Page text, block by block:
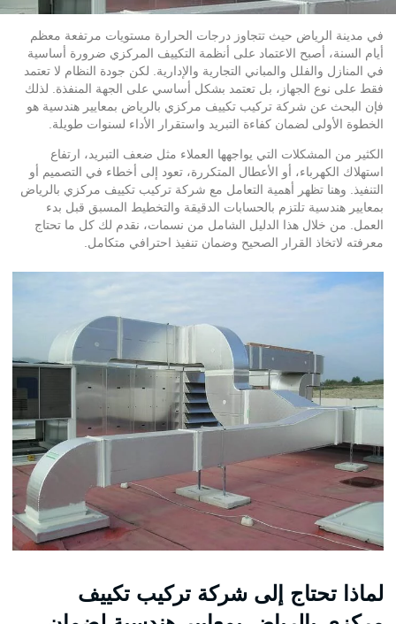
في مدينة الرياض حيث تتجاوز درجات الحرارة مستويات مرتفعة معظم
أيام السنة، أصبح الاعتماد على أنظمة التكييف المركزي ضرورة أساسية
في المنازل والفلل والمباني التجارية والإدارية. لكن جودة النظام لا تعتمد
فقط على نوع الجهاز، بل تعتمد بشكل أساسي على الجهة المنفذة. لذلك
فإن البحث عن شركة تركيب تكييف مركزي بالرياض بمعايير هندسية هو
الخطوة الأولى لضمان كفاءة التبريد واستقرار الأداء لسنوات طويلة.
الكثير من المشكلات التي يواجهها العملاء مثل ضعف التبريد، ارتفاع
استهلاك الكهرباء، أو الأعطال المتكررة، تعود إلى أخطاء في التصميم أو
التنفيذ. وهنا تظهر أهمية التعامل مع شركة تركيب تكييف مركزي بالرياض
بمعايير هندسية تلتزم بالحسابات الدقيقة والتخطيط المسبق قبل بدء
العمل. من خلال هذا الدليل الشامل من نسمات، نقدم لك كل ما تحتاج
معرفته لاتخاذ القرار الصحيح وضمان تنفيذ احترافي متكامل.
لماذا تحتاج إلى شركة تركيب تكييف